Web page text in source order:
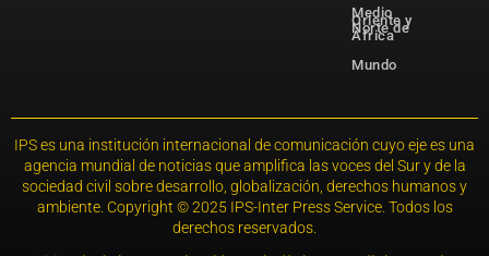
Medio
Oriente y
Norte de
África
Mundo
IPS es una institución internacional de comunicación cuyo eje es una
agencia mundial de noticias que amplifica las voces del Sur y de la
sociedad civil sobre desarrollo, globalización, derechos humanos y
ambiente. Copyright © 2025 IPS-Inter Press Service. Todos los
derechos reservados.